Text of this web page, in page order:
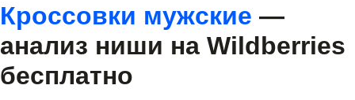
Кроссовки мужские —
анализ ниши на Wildberries
бесплатно